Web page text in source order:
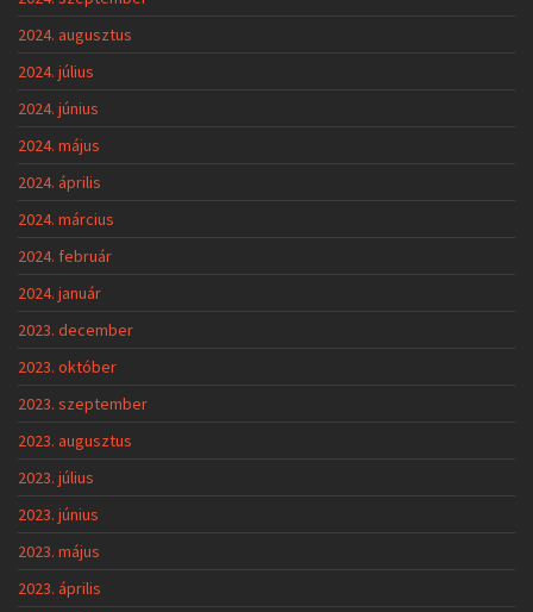
2024. augusztus
2024. július
2024. június
2024. május
2024. április
2024. március
2024. február
2024. január
2023. december
2023. október
2023. szeptember
2023. augusztus
2023. július
2023. június
2023. május
2023. április